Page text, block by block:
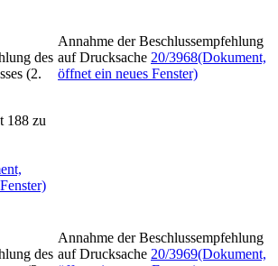
des
(2.
188 zu
Annahme der Beschlussempfehlung
auf Drucksache 20/3968(Dokument,
öffnet ein neues Fenster)
des
Annahme der Beschlussempfehlung
auf Drucksache 20/3969(Dokument,